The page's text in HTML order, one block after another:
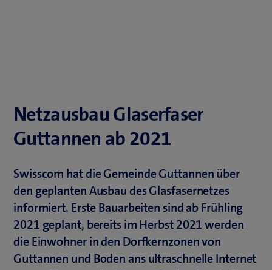
Netzausbau Glaserfaser
Guttannen ab 2021
Swisscom hat die Gemeinde Guttannen über
den geplanten Ausbau des Glasfasernetzes
informiert. Erste Bauarbeiten sind ab Frühling
2021 geplant, bereits im Herbst 2021 werden
die Einwohner in den Dorfkernzonen von
Guttannen und Boden ans ultraschnelle Internet